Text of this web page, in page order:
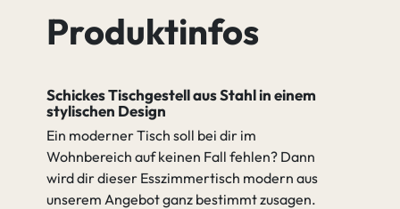
Produktinfos
Schickes Tischgestell aus Stahl in einem
stylischen Design
Ein moderner Tisch soll bei dir im
Wohnbereich auf keinen Fall fehlen? Dann
wird dir dieser Esszimmertisch modern aus
unserem Angebot ganz bestimmt zusagen.